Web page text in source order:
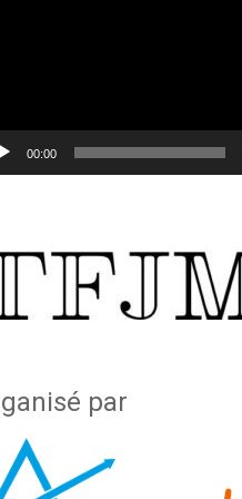
00:00
par